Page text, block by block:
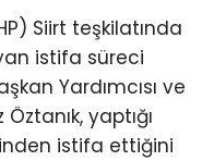
Siirt teşkilatında
istifa süreci
Yardımcısı ve
yaptığı
istifa ettiğini